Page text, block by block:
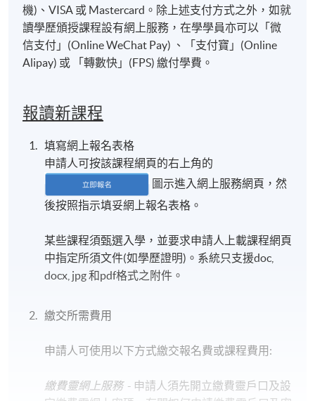
機)、VISA 或 Mastercard。除上述支付方式之外，如就
讀學歷頒授課程設有網上服務，在學學員亦可以「微
信支付」(Online WeChat Pay) 、「支付寶」(Online
Alipay) 或 「轉數快」(FPS) 繳付學費。
報讀新課程
填寫網上報名表格
申請人可按該課程網頁的右上角的
圖示進入網上服務網頁，然
後按照指示填妥網上報名表格。
某些課程須甄選入學，並要求申請人上載課程網頁
中指定所須文件(如學歷證明)。系統只支援doc,
docx, jpg 和pdf格式之附件。
繳交所需費用
申請人可使用以下方式繳交報名費或課程費用:
繳費靈網上服務- 申請人須先開立繳費靈戶口及設